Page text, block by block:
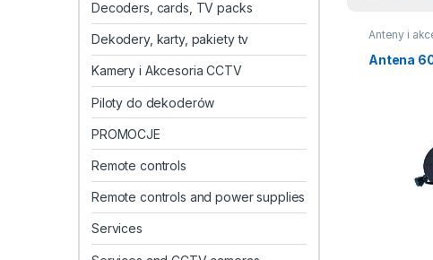
Anteny i
montażowe
satelitarne
Antena
Decoders, cards, TV packs
Dekodery, karty, pakiety tv
Kamery i Akcesoria CCTV
Piloty do dekoderów
PROMOCJE
Remote controls
Remote controls and power supplies
Services